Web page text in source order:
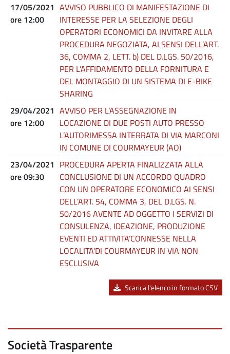
17/05/2021
ore 12:00
AVVISO PUBBLICO DI MANIFESTAZIONE DI
INTERESSE PER LA SELEZIONE DEGLI
OPERATORI ECONOMICI DA INVITARE ALLA
PROCEDURA NEGOZIATA, AI SENSI DELL’ART.
36, COMMA 2, LETT. b) DEL D.LGS. 50/2016,
PER L’AFFIDAMENTO DELLA FORNITURA E
DEL MONTAGGIO DI UN SISTEMA DI E-BIKE
SHARING
29/04/2021
ore 12:00
AVVISO PER L’ASSEGNAZIONE IN
LOCAZIONE DI DUE POSTI AUTO PRESSO
L’AUTORIMESSA INTERRATA DI VIA MARCONI
IN COMUNE DI COURMAYEUR (AO)
23/04/2021
ore 09:30
PROCEDURA APERTA FINALIZZATA ALLA
CONCLUSIONE DI UN ACCORDO QUADRO
CON UN OPERATORE ECONOMICO AI SENSI
DELL’ART. 54, COMMA 3, DEL D.LGS. N.
50/2016 AVENTE AD OGGETTO I SERVIZI DI
CONSULENZA, IDEAZIONE, PRODUZIONE
EVENTI ED ATTIVITA’CONNESSE NELLA
LOCALITA’DI COURMAYEUR IN VIA NON
ESCLUSIVA
Scarica l'elenco in formato CSV
Società Trasparente